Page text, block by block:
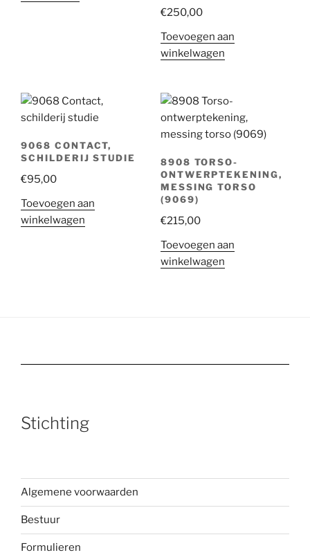
€250,00
Toevoegen aan
winkelwagen
9068 CONTACT,
SCHILDERIJ STUDIE
€95,00
Toevoegen aan
winkelwagen
8908 TORSO-
ONTWERPTEKENING,
MESSING TORSO
(9069)
€215,00
Toevoegen aan
winkelwagen
Stichting
Algemene voorwaarden
Bestuur
Formulieren